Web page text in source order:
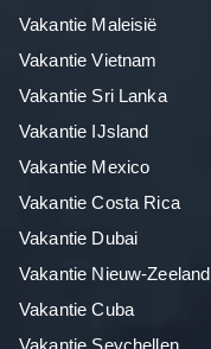
Vakantie Maleisië
Vakantie Vietnam
Vakantie Sri Lanka
Vakantie IJsland
Vakantie Mexico
Vakantie Costa Rica
Vakantie Dubai
Vakantie Nieuw-Zeeland
Vakantie Cuba
Vakantie Seychellen